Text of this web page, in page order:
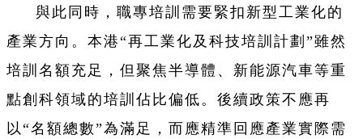
與此同時，職專培訓需要緊扣新型工業化的
產業方向。本港“再工業化及科技培訓計劃”雖然
培訓名額充足，但聚焦半導體、新能源汽車等重
點創科領域的培訓佔比偏低。後續政策不應再
以“名額總數”為滿足，而應精準回應產業實際需